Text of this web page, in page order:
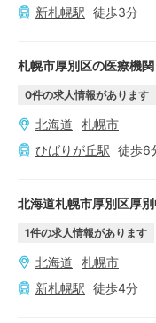
新札幌駅 徒歩3分
札幌市厚別区の医療機関
0件の求人情報があります
北海道
札幌市
ひばりが丘駅 徒歩6
北海道札幌市厚別区厚
1件の求人情報があります
北海道
札幌市
新札幌駅 徒歩4分